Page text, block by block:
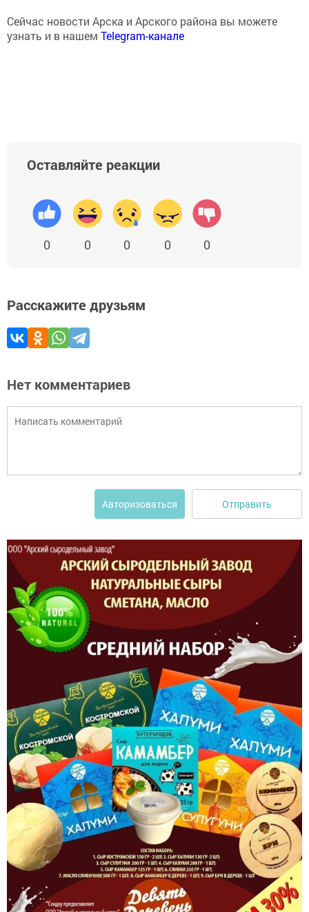
Сейчас новости Арска и Арского района вы можете
узнать и в нашем Telegram-канале
Оставляйте реакции
0 0 0 0 0
Расскажите друзьям
Нет комментариев
Авторизоваться Отправить